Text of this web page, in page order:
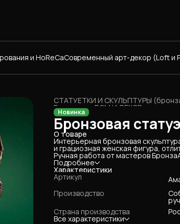
и HoReCaСовременный арт-декор (Loft и
СТАТУЕТКИ И СКУЛЬПТУРЫ
ДОМ И ДЕКОР
Главная ›
Новинка
Бронзовая
О товаре
Интерьерная бронзовая
и грациозная женская фигура,
Ручная работа от мастеров
женского тела и благородный
Статуэтка станет изысканным
лофта, кабинета или подарком для
леди.
Подробнее
Характеристики
Артикул
Производство
Страна производства
Все характеристики